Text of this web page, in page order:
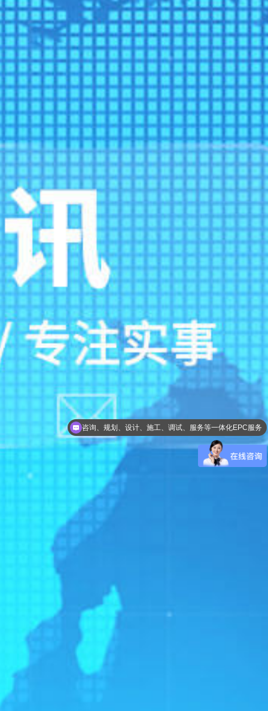
咨询、规划、设计、施工、调试、服务等一体化EPC服务
一级总包资质